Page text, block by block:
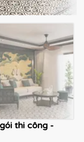
thi công -